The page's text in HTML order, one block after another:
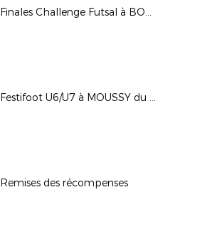
Finales Challenge Futsal à BOURRON MARLOTTE des 23/24.02.2019
Festifoot U6/U7 à MOUSSY du 09.02.2019
Remises des récompenses